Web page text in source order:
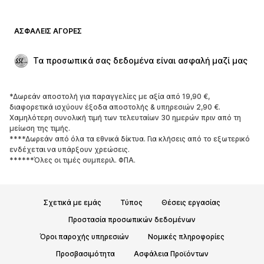
Περιστάσεις
Aποκλειστικά
ΠΑΠΟΎΤΣΙΑ
ΝΕΑ
Trending
Sneakers
Μποτάκια
Γόβες και ψηλοτάκουνα
Παντόφλες
Αποκλειστικά
ΑΣΦΑΛΕΊΣ ΑΓΟΡΈΣ
Τα προσωπικά σας δεδομένα είναι ασφαλή μαζί μας
*Δωρεάν αποστολή για παραγγελίες με αξία από 19,90 €,
διαφορετικά ισχύουν έξοδα αποστολής & υπηρεσιών 2,90 €.
Χαμηλότερη συνολική τιμή των τελευταίων 30 ημερών πριν από τη
μείωση της τιμής.
****Δωρεάν από όλα τα εθνικά δίκτυα. Για κλήσεις από το εξωτερικό
ενδέχεται να υπάρξουν χρεώσεις.
******Όλες οι τιμές συμπεριλ. ΦΠΑ.
Σχετικά με εμάς Τύπος
Θέσεις εργασίας
Προστασία προσωπικών δεδομένων
Όροι παροχής υπηρεσιών
Νομικές πληροφορίες
Προσβασιμότητα
Ασφάλεια Προϊόντων